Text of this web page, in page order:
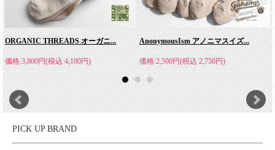
ORGANIC THREADS オーガニ...
価格:3,800円(税込 4,180円)
AnonymousIsm アノニマスイズ...
価格:2,500円(税込 2,750円)
PICK UP BRAND